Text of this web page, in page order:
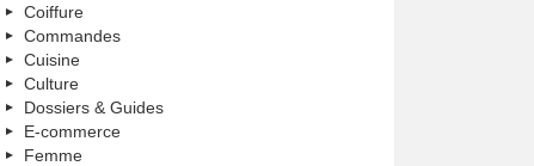
Coiffure
Commandes
Cuisine
Culture
Dossiers & Guides
E-commerce
Femme